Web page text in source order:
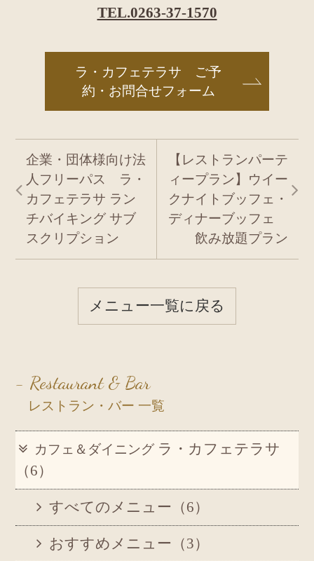
TEL.0263-37-1570
ラ・カフェテラサ ご予
約・お問合せフォーム
企業・団体様向け法
人フリーパス ラ・
カフェテラサ ラン
チバイキング サブ
スクリプション
【レストランパーテ
ィープラン】ウイー
クナイトブッフェ・
ディナーブッフェ
飲み放題プラン
メニュー一覧に戻る
- Restaurant & Bar
レストラン・バー 一覧
カフェ＆ダイニングラ・カフェテラサ
（6）
すべてのメニュー（6）
おすすめメニュー（3）